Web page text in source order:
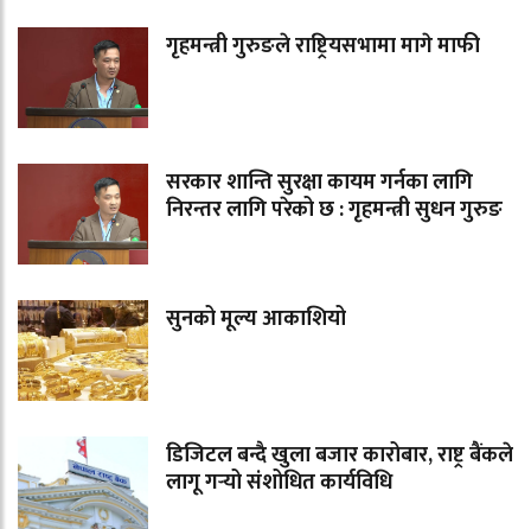
गृहमन्त्री गुरुङले राष्ट्रियसभामा मागे माफी
सरकार शान्ति सुरक्षा कायम गर्नका लागि
निरन्तर लागि परेको छ : गृहमन्त्री सुधन गुरुङ
सुनको मूल्य आकाशियो
डिजिटल बन्दै खुला बजार कारोबार, राष्ट्र बैंकले
लागू गर्‍यो संशोधित कार्यविधि